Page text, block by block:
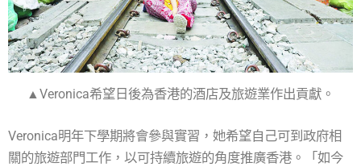
▲Veronica希望日後為香港的酒店及旅遊業作出貢獻。
Veronica明年下學期將會參與實習，她希望自己可到政府相
關的旅遊部門工作，以可持續旅遊的角度推廣香港。「如今